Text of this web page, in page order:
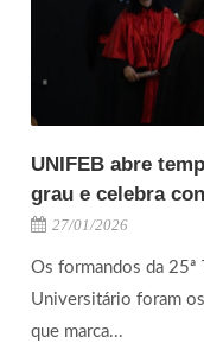
UNIFEB abre
grau e celebra
27/01/2026
Os formandos da
Universitário foram
que marca...